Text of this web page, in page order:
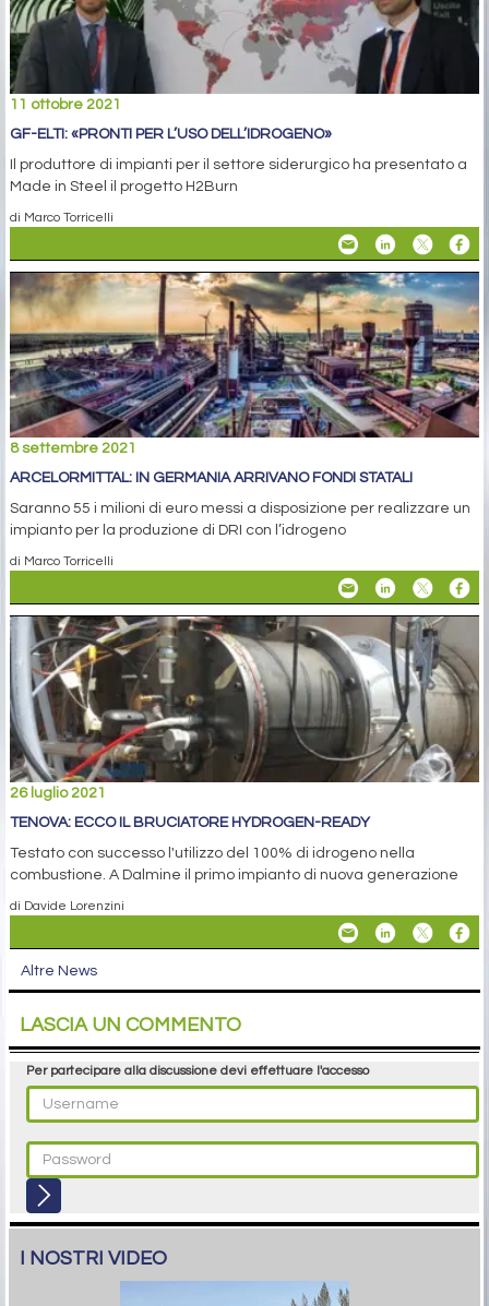
11 ottobre 2021
GF-ELTI: «PRONTI PER L’USO DELL’IDROGENO»
Il produttore di impianti per il settore siderurgico ha presentato a
Made in Steel il progetto H2Burn
di Marco Torricelli
8 settembre 2021
ARCELORMITTAL: IN GERMANIA ARRIVANO FONDI STATALI
Saranno 55 i milioni di euro messi a disposizione per realizzare un
impianto per la produzione di DRI con l’idrogeno
di Marco Torricelli
26 luglio 2021
TENOVA: ECCO IL BRUCIATORE HYDROGEN-READY
Testato con successo l'utilizzo del 100% di idrogeno nella
combustione. A Dalmine il primo impianto di nuova generazione
di Davide Lorenzini
Altre News
LASCIA UN COMMENTO
Per partecipare alla discussione devi effettuare l'accesso
I NOSTRI VIDEO